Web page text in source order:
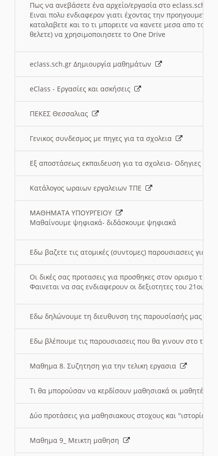
Πως να ανεβάσετε ένα αρχείο/εργασία στο eclass.sch.gr
Ειναι πολυ ενδιαφερον γιατι έχοντας την
καταλαβετε και το τι μπορειτε να κανετε μεσα απο το
θελετε) να χρησιμοποιησετε το One Drive
eclass.sch.gr Δημιουργία μαθημάτων
eClass - Εργασίες και ασκήσεις
ΠΕΚΕΣ Θεσσαλιας
Γενικος συνδεσμος με πηγες για τα σχολεια
Εξ αποστάσεως εκπαιδευση για τα σχολεια- Οδηγιες
Κατάλογος ωραιων εργαλειων ΤΠΕ
ΜΑΘΗΜΑΤΑ ΥΠΟΥΡΓΕΙΟΥ
Μαθαίνουμε ψηφιακά- διδάσκουμε ψηφιακά
Εδω βαζετε τις ατομικές (συντομες) παρουσιασεις για
Οι δικές σας προτασεις για προσθηκες στον ορισμο
Φαινεται να σας ενδιαφερουν οι δεξιοτητες του 21ου
Εδω δηλώνουμε τη διευθυνση της παρουσίασής μας
Εδω βλέπουμε τις παρουσιασεις που θα γινουν στο
Μαθημα 8. Συζητηση για την τελικη εργασια
Τι θα μπορούσαν να κερδίσουν μαθησιακά οι μαθητές/
Δύο προτάσεις για μαθησιακους στοχους και "ιστορία"
Μαθημα 9_ Μεικτη μαθηση